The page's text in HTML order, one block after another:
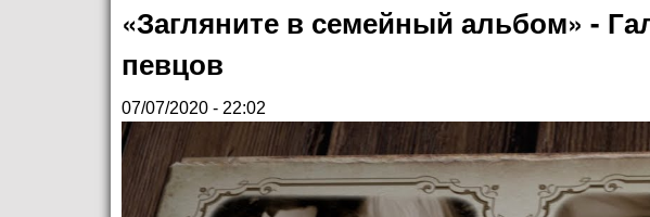
«Загляните в семейный альбом» -
певцов
07/07/2020 - 22:02